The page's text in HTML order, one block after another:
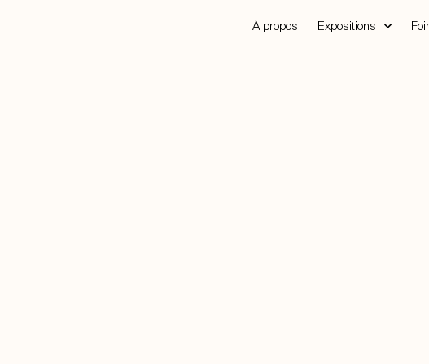
À propos Expositions